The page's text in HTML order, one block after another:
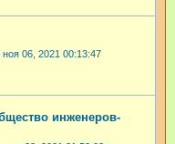
06, 2021 00:13:47
инженеров-